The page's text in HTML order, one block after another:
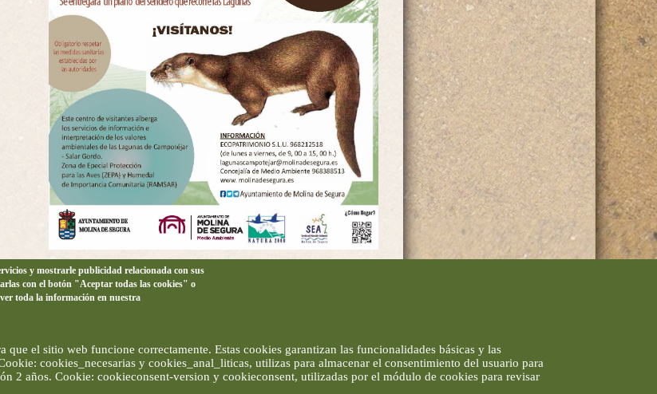
y mostrarle publicidad relacionada con sus
con el botón "Aceptar todas las cookies" o
toda la información en nuestra
que el sitio web funcione correctamente. Estas cookies garantizan las funcionalidades básicas y las
cookies_necesarias y cookies_anal_liticas, utilizas para almacenar el consentimiento del usuario para
2 años. Cookie: cookieconsent-version y cookieconsent, utilizadas por el módulo de cookies para revisar